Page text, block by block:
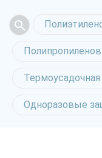
Термоусадочная
Одноразовые